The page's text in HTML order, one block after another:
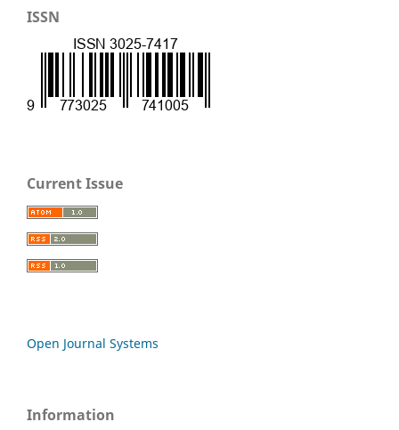
ISSN
Current Issue
Open Journal Systems
Information